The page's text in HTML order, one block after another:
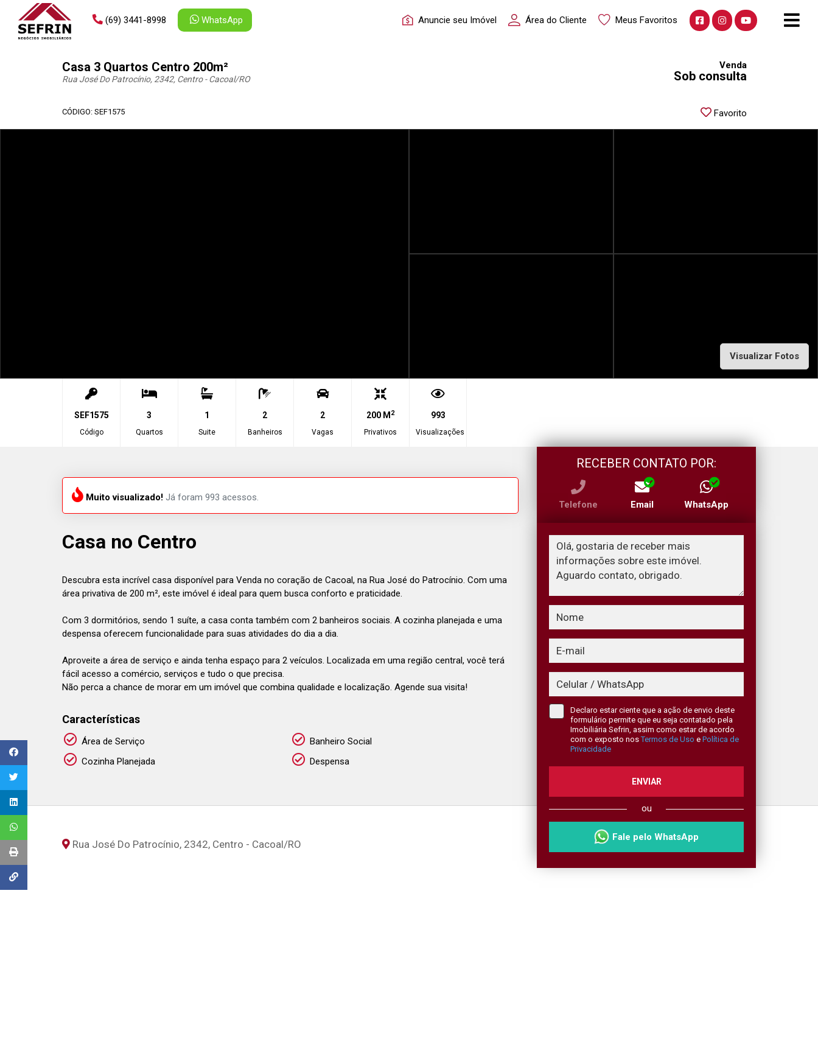
(69) 3441-8998 WhatsApp Anuncie seu Imóvel Área do Cliente Meus Favoritos
Casa 3 Quartos Centro 200m²
Rua José Do Patrocínio, 2342, Centro - Cacoal/RO
Venda
Sob consulta
CÓDIGO: SEF1575 Favorito
Visualizar Fotos
SEF1575
Código
3
Quartos
1
Suite
2
Banheiros
2
Vagas
200 M 2
Privativos
993
Visualizações
Muito visualizado! Já foram 993 acessos.
Casa no Centro
Descubra esta incrível casa disponível para Venda no coração de Cacoal, na Rua José do Patrocínio. Com uma
área privativa de 200 m², este imóvel é ideal para quem busca conforto e praticidade.
Com 3 dormitórios, sendo 1 suíte, a casa conta também com 2 banheiros sociais. A cozinha planejada e uma
despensa oferecem funcionalidade para suas atividades do dia a dia.
Aproveite a área de serviço e ainda tenha espaço para 2 veículos. Localizada em uma região central, você terá
fácil acesso a comércio, serviços e tudo o que precisa.
Não perca a chance de morar em um imóvel que combina qualidade e localização. Agende sua visita!
Características
Área de Serviço
Banheiro Social
Cozinha Planejada
Despensa
Rua José Do Patrocínio, 2342, Centro - Cacoal/RO
RECEBER CONTATO POR:
Telefone Email WhatsApp
Declaro estar ciente que a ação de envio deste
formulário permite que eu seja contatado pela
Imobiliária Sefrin, assim como estar de acordo
com o exposto nosTermos de Uso e Política de
Privacidade
ENVIAR
ou
Fale pelo WhatsApp